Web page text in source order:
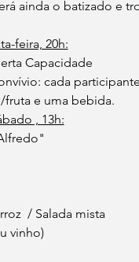
ainda o batizado e
feira, 20h:
Capacidade
cada
fruta e uma bebida.
, 13h:
/ Salada mista
vinho)